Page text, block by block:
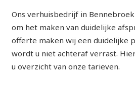
Ons verhuisbedrijf in
om het maken van duidelijke
offerte maken wij een duidelijke
wordt u niet achteraf verrast.
u overzicht van onze tarieven.